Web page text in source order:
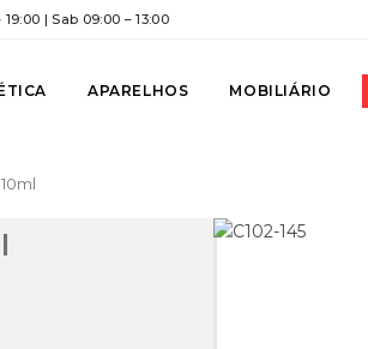
| Sab 09:00 – 13:00
APARELHOS MOBILIÁRIO